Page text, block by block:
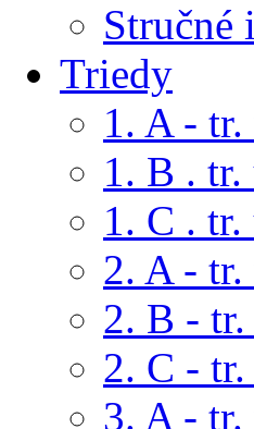
Stručné
Triedy
1. A -
1. B .
1. C .
2. A -
2. B -
2. C -
3. A -